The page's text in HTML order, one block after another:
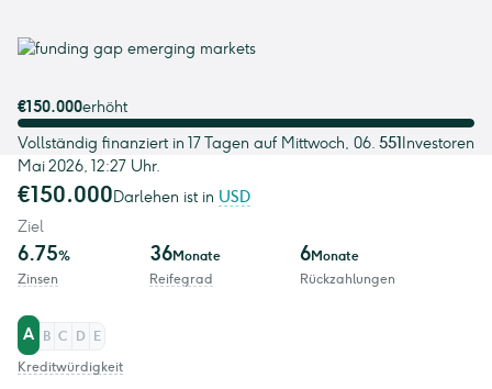
€150.000erhöht
Vollständig finanziert in 17 Tagen auf Mittwoch, 06.
Mai 2026, 12:27 Uhr.
551 Investoren
€150.000Darlehen ist in USD
Ziel
6.75%
Zinsen
36Monate
Reifegrad
6Monate
Rückzahlungen
A B C D
E
Kreditwürdigkeit